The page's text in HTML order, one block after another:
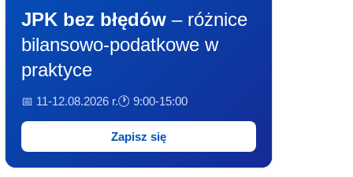
JPK bez błędów – różnice
bilansowo-podatkowe w
praktyce
📅 11-12.08.2026 r.🕐 9:00-15:00
Zapisz się